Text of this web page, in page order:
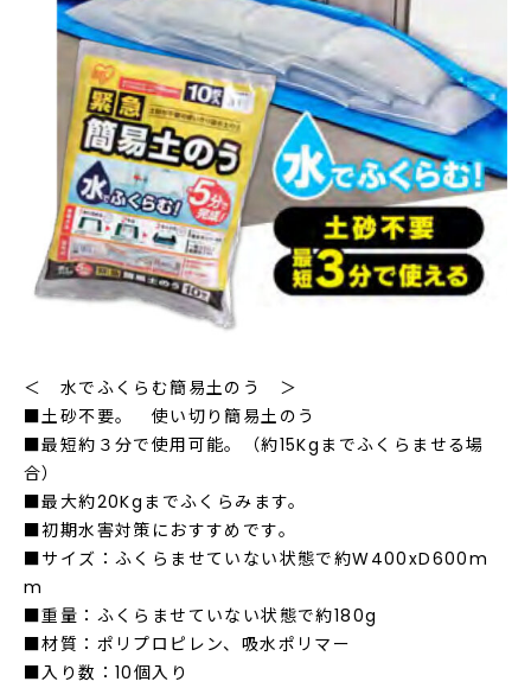
＜ 水でふくらむ簡易土のう ＞
■土砂不要。 使い切り簡易土のう
■最短約３分で使用可能。（約15Kgまでふくらませる場
合）
■最大約20Kgまでふくらみます。
■初期水害対策におすすめです。
■サイズ：ふくらませていない状態で約W400xD600m
m
■重量：ふくらませていない状態で約180g
■材質：ポリプロピレン、吸水ポリマー
■入り数：10個入り